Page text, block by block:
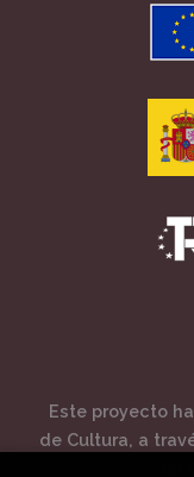
Este proyecto
de Cultura, a